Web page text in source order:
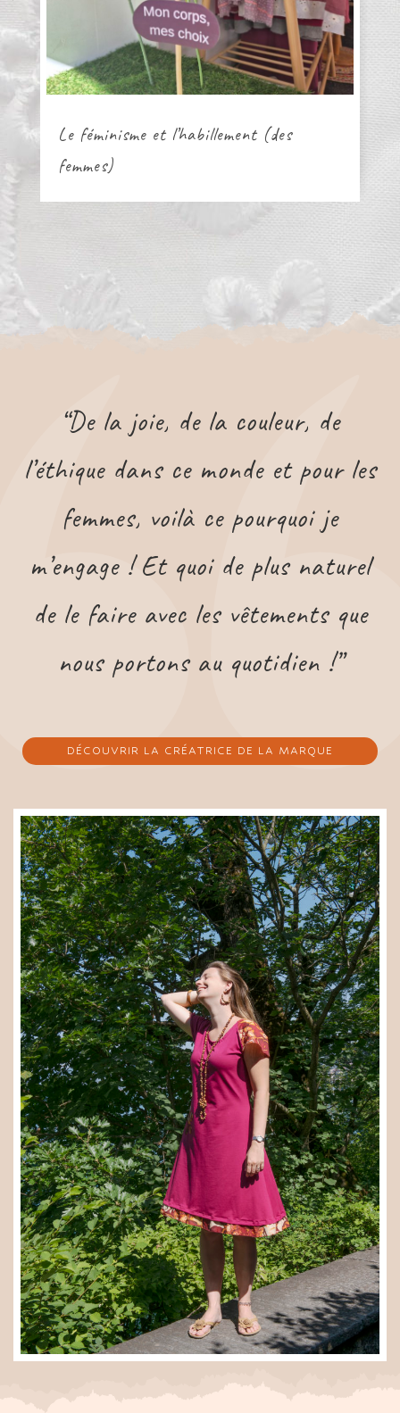
Le féminisme et l’habillement (des
femmes)
“De la joie, de la couleur, de
l’éthique dans ce monde et pour les
femmes, voilà ce pourquoi je
m’engage !Et quoi de plus naturel
de le faire avec les vêtements que
nous portons au quotidien !”
DÉCOUVRIR LA CRÉATRICE DE LA MARQUE